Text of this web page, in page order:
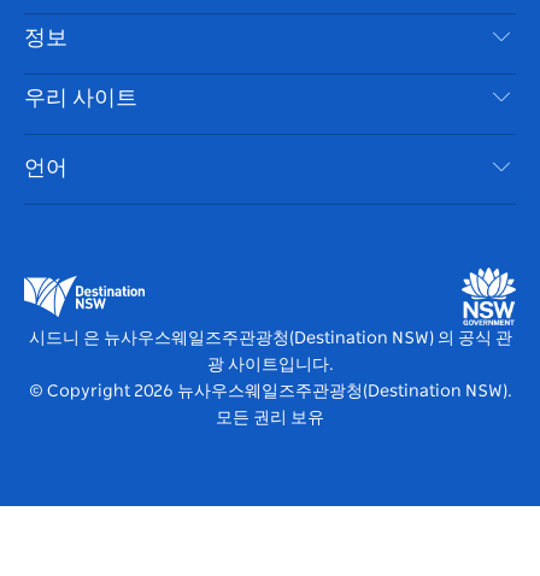
램
트
부인 성명
쿠키 고지
목적지
할 일
이벤트
숙소
정보
여행 정보
시드니 접근성
귀하의 사업을 등록하세요
우리 사이트
뉴사우스웨일즈주관광청(Destination NSW) 미디어 센터
비비드 시드니(Vivid Sydney)
언어
시드니 은 뉴사우스웨일즈주관광청(Destination NSW) 의 공식 관
광 사이트입니다.
© Copyright 2026 뉴사우스웨일즈주관광청(Destination NSW).
모든 권리 보유